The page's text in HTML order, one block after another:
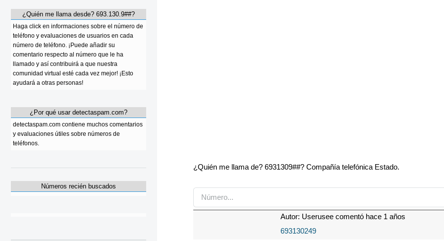
¿Quién me llama de? 6931309##? Compañía telefónica Estado.
Autor: Userusee comentó hace 1 años
693130249
¿Quién me llama desde? 693.130.9##?
Haga click en informaciones sobre el número de
teléfono y evaluaciones de usuarios en cada
número de teléfono. ¡Puede añadir su
comentario respecto al número que le ha
llamado y así contribuirá a que nuestra
comunidad virtual esté cada vez mejor! ¡Esto
ayudará a otras personas!
¿Por qué usar detectaspam.com?
detectaspam.com contiene muchos comentarios
y evaluaciones útiles sobre números de
teléfonos.
Números recién buscados